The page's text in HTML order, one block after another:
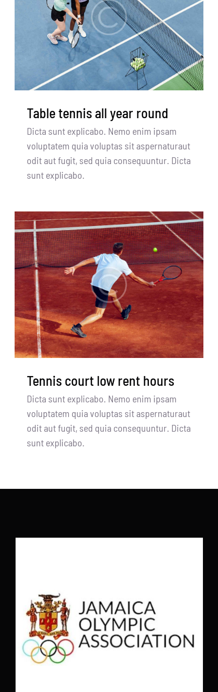
Table tennis all year round
Dicta sunt explicabo. Nemo enim ipsam
voluptatem quia voluptas sit aspernaturaut
odit aut fugit, sed quia consequuntur. Dicta
sunt explicabo.
Tennis court low rent hours
Dicta sunt explicabo. Nemo enim ipsam
voluptatem quia voluptas sit aspernaturaut
odit aut fugit, sed quia consequuntur. Dicta
sunt explicabo.